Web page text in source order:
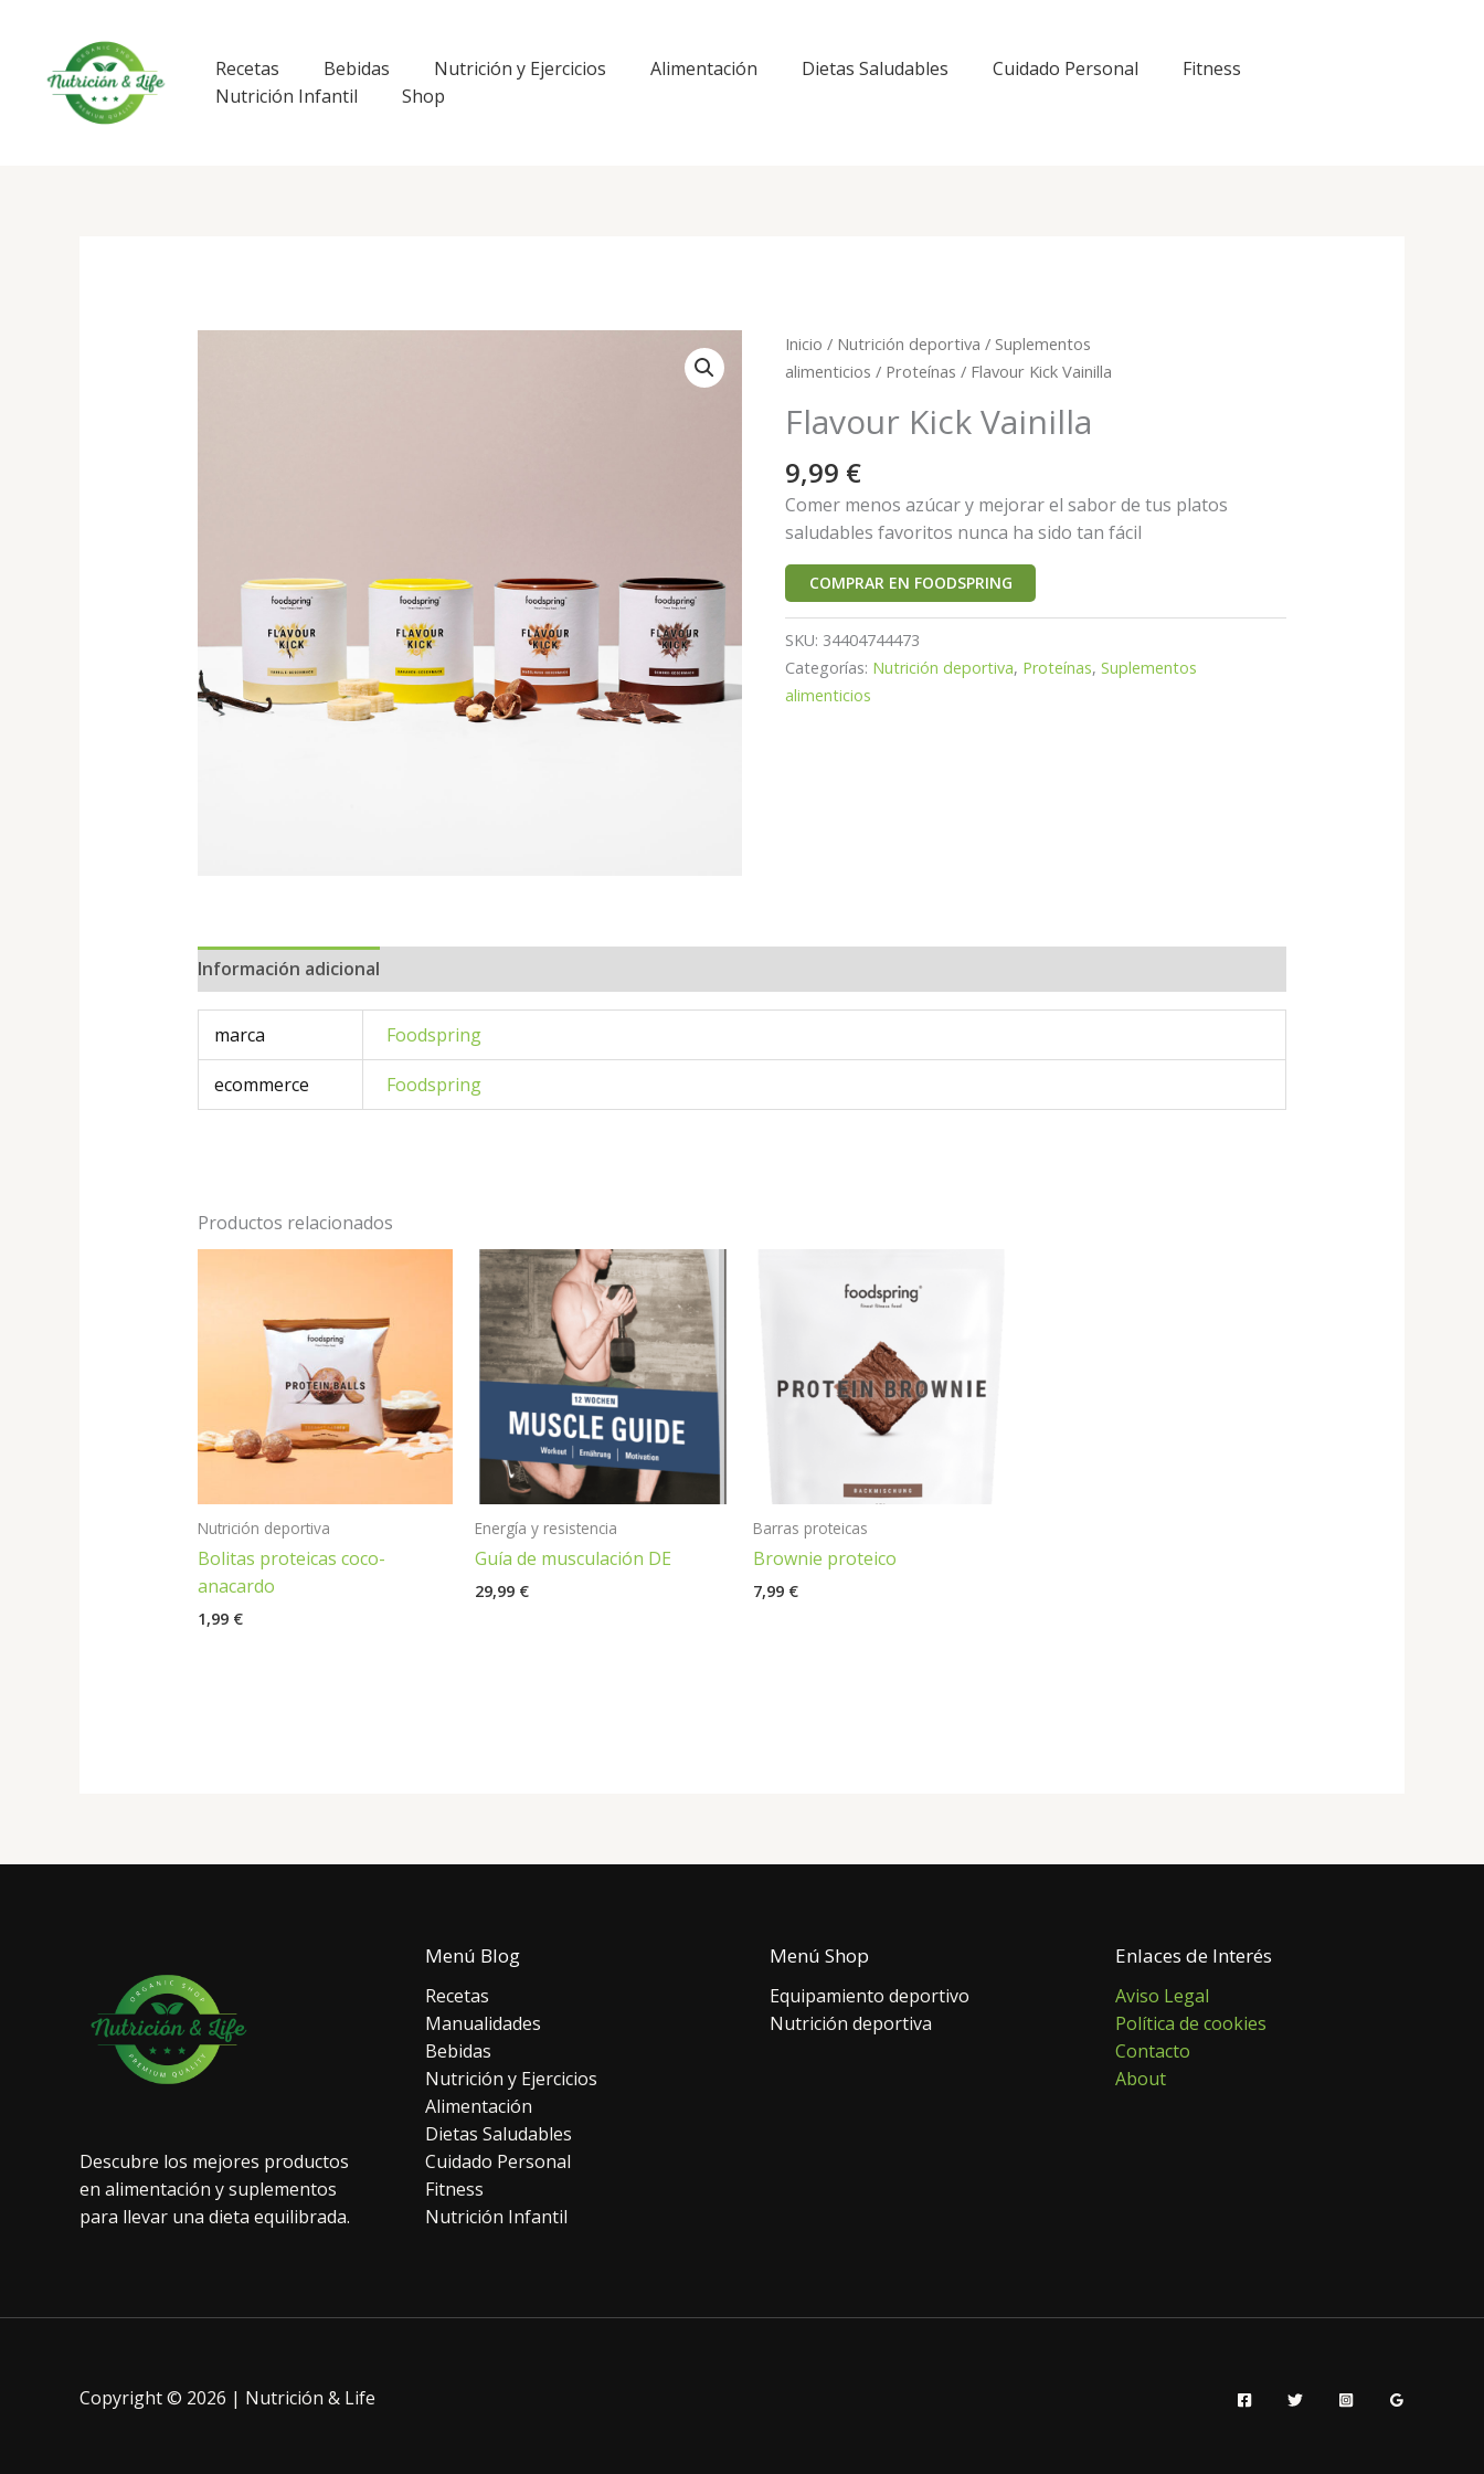
contenido
Recetas Bebidas Nutrición y Ejercicios Alimentación Dietas Saludables Cuidado Personal
Fitness
Nutrición Infantil
Shop
Inicio / Nutrición deportiva / Suplementos
alimenticios / Proteínas / Flavour Kick Vainilla
Flavour Kick Vainilla
9,99 €
Comer menos azúcar y mejorar el sabor de tus platos
saludables favoritos nunca ha sido tan fácil
COMPRAR EN FOODSPRING
SKU: 34404744473
Categorías: Nutrición deportiva, Proteínas,Suplementos
alimenticios
Información adicional
marca Foodspring
ecommerce Foodspring
Productos relacionados
Nutrición deportiva
Bolitas proteicas coco-
anacardo
1,99 €
Energía y resistencia
Guía de musculación DE
29,99 €
Barras proteicas
Brownie proteico
7,99 €
Descubre los mejores productos
en alimentación y suplementos
para llevar una dieta equilibrada.
Menú Blog
Recetas
Manualidades
Bebidas
Nutrición y Ejercicios
Alimentación
Dietas Saludables
Cuidado Personal
Fitness
Nutrición Infantil
Menú Shop
Equipamiento deportivo
Nutrición deportiva
Enlaces de Interés
Aviso Legal
Política de cookies
Contacto
About
Copyright © 2026 | Nutrición & Life